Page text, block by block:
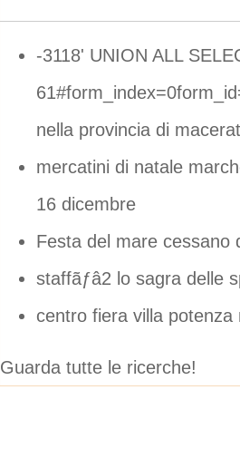
-3118' UNION ALL
nella provincia di
mercatini di natale
16 dicembre
Festa del mare cessano
staffãƒâ2 lo sagra delle
centro fiera villa
Guarda tutte le ricerche!